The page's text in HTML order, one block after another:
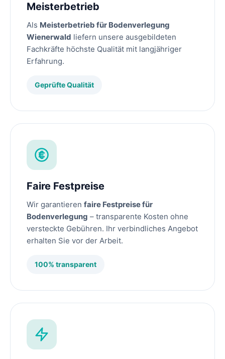
Meisterbetrieb
Als Meisterbetrieb für Bodenverlegung
Wienerwald liefern unsere ausgebildeten
Fachkräfte höchste Qualität mit langjähriger
Erfahrung.
Geprüfte Qualität
Faire Festpreise
Wir garantieren faire Festpreise für
Bodenverlegung – transparente Kosten ohne
versteckte Gebühren. Ihr verbindliches Angebot
erhalten Sie vor der Arbeit.
100% transparent